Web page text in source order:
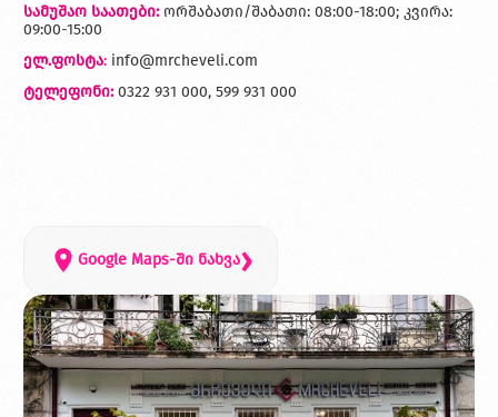
სამუშაო საათები: ორშაბათი/შაბათი: 08:00-18:00; კვირა:
09:00-15:00
ელ.ფოსტა: info@mrcheveli.com
ტელეფონი:0322 931 000, 599 931 000
Google Maps-ში ნახვა›